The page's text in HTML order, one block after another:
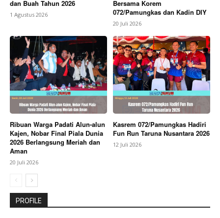
dan Buah Tahun 2026
1 Agustus 2026
Bersama Korem
072/Pamungkas dan Kadin DIY
20 Juli 2026
Ribuan Warga Padati Alun-alun
Kajen, Nobar Final Piala Dunia
2026 Berlangsung Meriah dan
Aman
20 Juli 2026
Kasrem 072/Pamungkas Hadiri
Fun Run Taruna Nusantara 2026
12 Juli 2026
PROFILE